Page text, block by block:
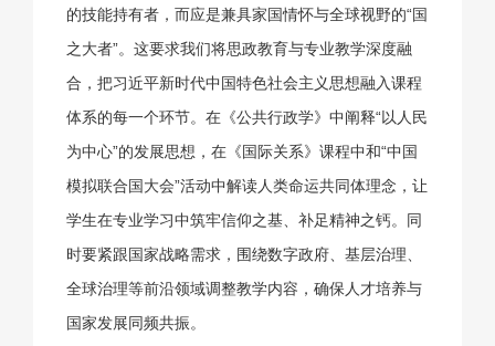
的技能持有者，而应是兼具家国情怀与全球视野的“国
之大者”。这要求我们将思政教育与专业教学深度融
合，把习近平新时代中国特色社会主义思想融入课程
体系的每一个环节。在《公共行政学》中阐释“以人民
为中心”的发展思想，在《国际关系》课程中和“中国
模拟联合国大会”活动中解读人类命运共同体理念，让
学生在专业学习中筑牢信仰之基、补足精神之钙。同
时要紧跟国家战略需求，围绕数字政府、基层治理、
全球治理等前沿领域调整教学内容，确保人才培养与
国家发展同频共振。